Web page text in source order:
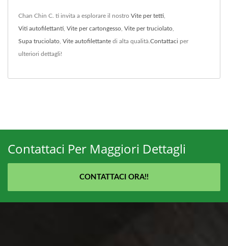
Chan Chin C. ti invita a esplorare il nostro Vite per tetti
Viti autofilettanti Vite per cartongesso Vite per truciolato
Supa truciolato Vite autofilettante di alta qualità. Contattaci per
ulteriori dettagli!
Contattaci Per Maggiori Dettagli
CONTATTACI ORA!!